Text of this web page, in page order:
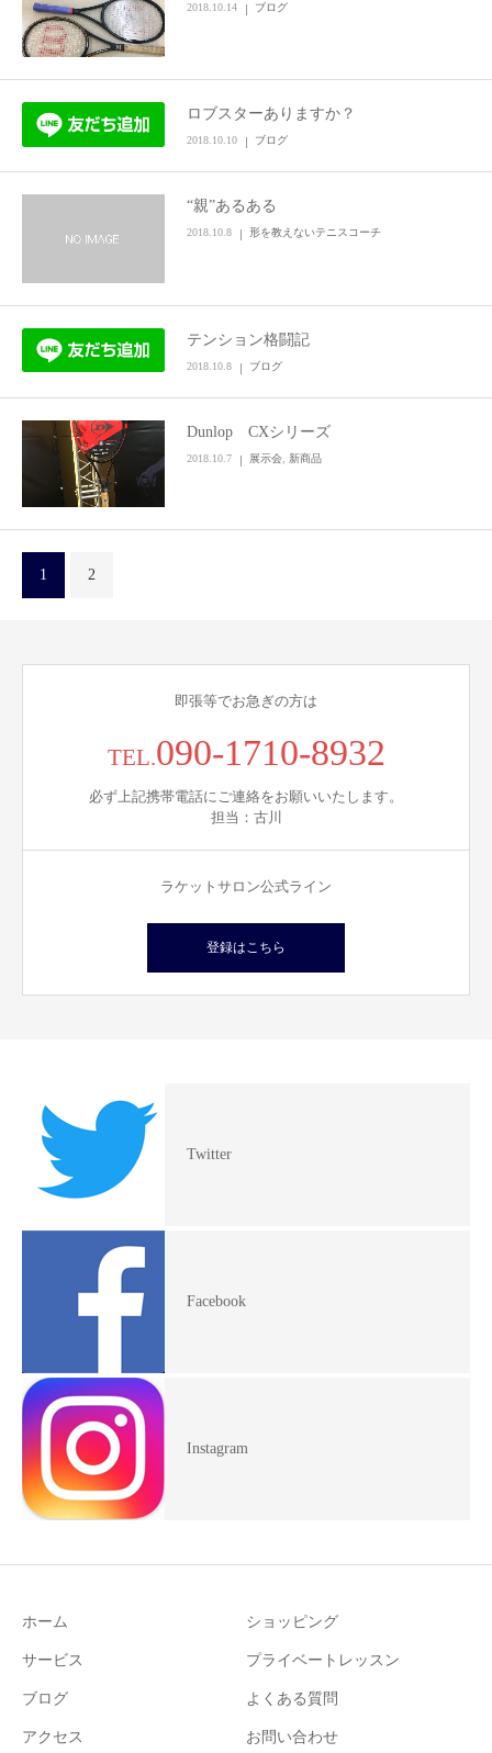
2018.10.14 ブログ
ロブスターありますか？
2018.10.10 ブログ
“親”あるある
2018.10.8 形を教えないテニスコーチ
テンション格闘記
2018.10.8 ブログ
Dunlop CXシリーズ
2018.10.7 展示会 新商品
1 2
即張等でお急ぎの方は
TEL.090-1710-8932
必ず上記携帯電話にご連絡をお願いいたします。
担当：古川
ラケットサロン公式ライン
登録はこちら
Twitter
Facebook
Instagram
ホーム ショッピング
サービス プライベートレッスン
ブログ よくある質問
アクセス お問い合わせ